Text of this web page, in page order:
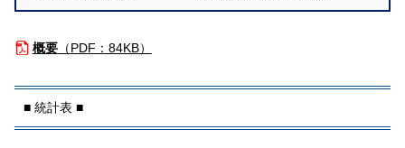
概要（PDF：84KB）
■ 統計表 ■